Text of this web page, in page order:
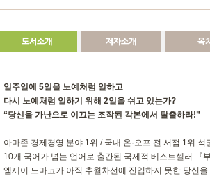
도서소개 저자소개 목
일주일에 5일을 노예처럼 일하고
다시 노예처럼 일하기 위해 2일을 쉬고 있는가?
“당신을 가난으로 이끄는 조작된 각본에서 탈출하라!”
아마존 경제경영 분야 1위 / 국내 온·오프 전 서점 1위 석
10개 국어가 넘는 언어로 출간된 국제적 베스트셀러 『
엠제이 드마코가 아직 추월차선에 진입하지 못한 당신